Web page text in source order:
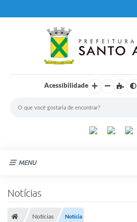
Acessibilidade
MENU
Notícias
Notícias Notícia